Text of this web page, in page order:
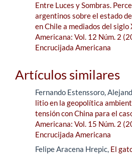
Entre Luces y Sombras.
argentinos sobre el estado
en Chile a mediados del siglo
Americana: Vol. 12 Núm. 2
Encrucijada Americana
Artículos similares
Fernando Estenssoro,
litio en la geopolítica
tensión con China para el
Americana: Vol. 15 Núm. 2
Encrucijada Americana
Felipe Aracena Hrepic, El